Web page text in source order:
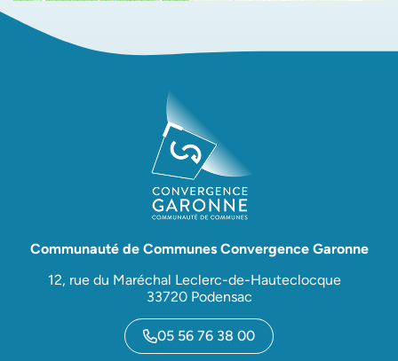
Communauté de Communes Convergence Garonne
12, rue du Maréchal Leclerc-de-Hauteclocque
33720 Podensac
05 56 76 38 00